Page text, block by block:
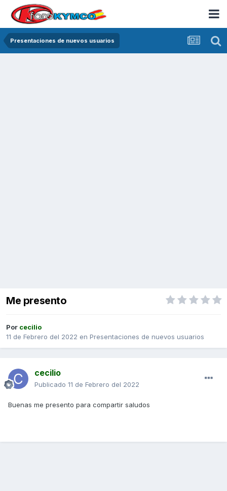
Presentaciones de nuevos usuarios
Me presento
Por cecilio
11 de Febrero del 2022 en Presentaciones de nuevos usuarios
cecilio
Publicado 11 de Febrero del 2022
Buenas me presento para compartir saludos